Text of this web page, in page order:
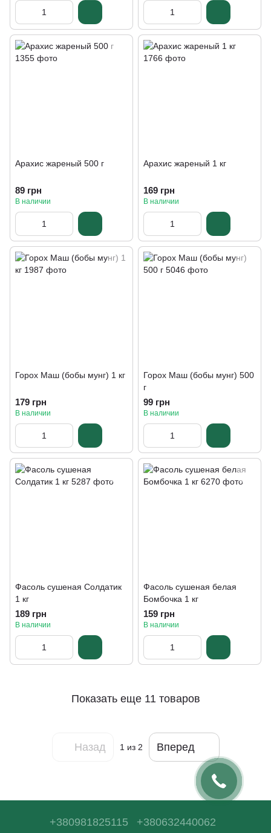
Арахис жареный 500 г
89 грн
В наличии
Арахис жареный 1 кг
169 грн
В наличии
Горох Маш (бобы мунг) 1 кг
179 грн
В наличии
Горох Маш (бобы мунг) 500
г
99 грн
В наличии
Фасоль сушеная Солдатик
1 кг
189 грн
В наличии
Фасоль сушеная белая
Бомбочка 1 кг
159 грн
В наличии
Показать еще 11 товаров
Назад 1 из 2 Вперед
+380981825115 +380632440062